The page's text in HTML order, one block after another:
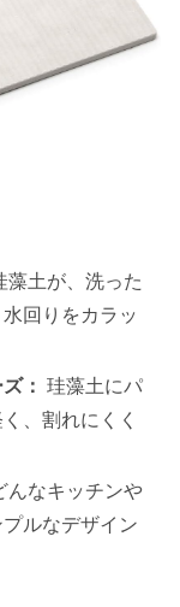
藻土が、洗った
回りをカラッ
： 珪藻土にパ
、割れにくく
んなキッチンや
ルなデザイン